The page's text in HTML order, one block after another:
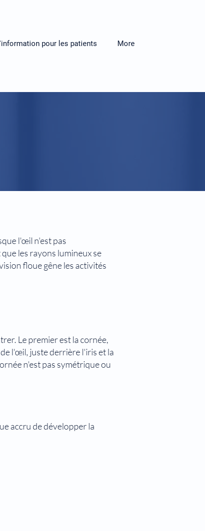
pour les patients More
l'œil n'est pas
les rayons lumineux se
floue gêne les activités
Le premier est la cornée,
l'œil, juste derrière l'iris et la
n'est pas symétrique ou
accru de développer la